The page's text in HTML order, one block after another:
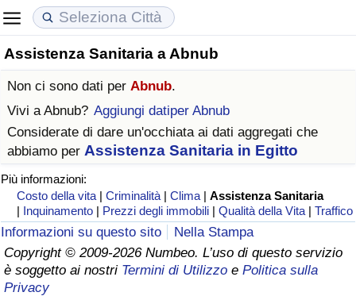
Assistenza Sanitaria a Abnub
Non ci sono dati per Abnub.
Vivi aAbnub? Aggiungi datiper Abnub
Considerate di dare un'occhiata ai dati aggregati che
abbiamo per Assistenza Sanitaria in Egitto
Più informazioni:
Costo della vita |Criminalità |Clima |Assistenza Sanitaria
| Inquinamento | Prezzi degli immobili |Qualità della Vita |Traffico
Informazioni su questo sito
Nella Stampa
Copyright © 2009-2026 Numbeo. L’uso di questo servizio
è soggetto ai nostri Termini di Utilizzo e Politica sulla
Privacy
Costo della vita
Indice Del Costo Della Vita
Indice del Costo della Vita per Nazione
ad Aqaba
Prezzi degli immobili
Indice del Prezzo delle Case
Indice del Prezzo delle Case per Nazione
Qualità della Vita
Indice della Qualità della Vita (Corrente)
Indice della qualità della vita per Paese
Criminalità
Indice del Tasso di Criminalità (Corrente)